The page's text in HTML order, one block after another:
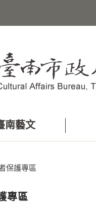
南藝文
保護專區
專區